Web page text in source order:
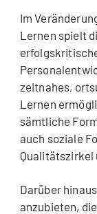
Im
Lernen spielt
zeitnahes,
Lernen
sämtliche
auch soziale
Qualitätszirkel
Darüber
anzubieten,